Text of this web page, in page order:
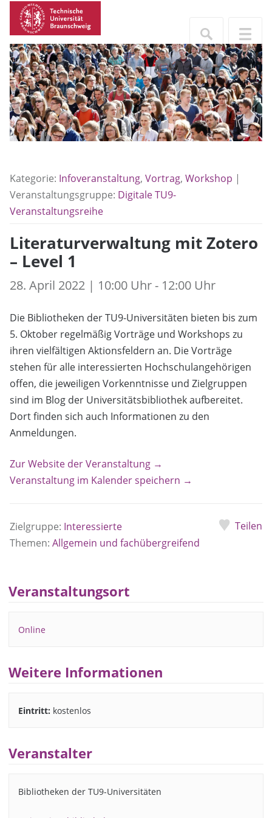
Kategorie: Infoveranstaltung, Vortrag, Workshop |
Veranstaltungsgruppe: Digitale TU9-
Veranstaltungsreihe
Literaturverwaltung mit Zotero
– Level 1
28. April 2022 | 10:00 Uhr - 12:00 Uhr
Die Bibliotheken der TU9-Universitäten bieten bis zum
5. Oktober regelmäßig Vorträge und Workshops zu
ihren vielfältigen Aktionsfeldern an. Die Vorträge
stehen für alle interessierten Hochschulangehörigen
offen, die jeweiligen Vorkenntnisse und Zielgruppen
sind im Blog der Universitätsbibliothek aufbereitet.
Dort finden sich auch Informationen zu den
Anmeldungen.
Zur Website der Veranstaltung →
Veranstaltung im Kalender speichern →
Zielgruppe: Interessierte
Themen: Allgemein und fachübergreifend
Teilen
Veranstaltungsort
Online
Weitere Informationen
Eintritt: kostenlos
Veranstalter
Bibliotheken der TU9-Universitäten